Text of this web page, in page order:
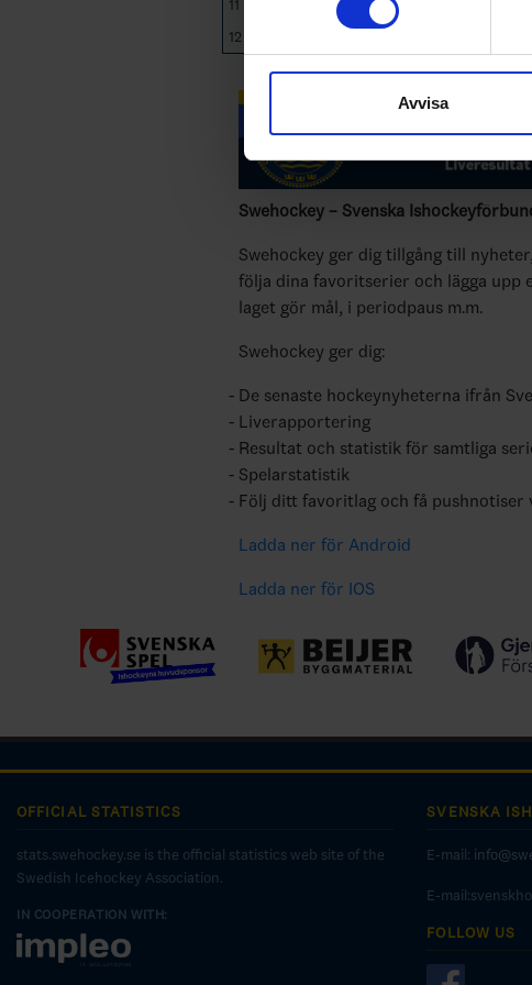
Vi använder enhetsidentifierare
sociala medier och analysera vår
till de sociala medier och
med annan information som du
Avvisa
11 Brunflo IK
12
Swehockey – Svenska
Swehockey ger dig tillgång till
följa dina favoritserier och lägga upp
laget gör mål, i periodpaus m.m.
Swehockey ger dig:
De senaste hockeynyheterna ifrån
Liverapportering
Resultat och statistik för samtliga
Spelarstatistik
Följ ditt favoritlag och få pushnotiser
Ladda ner för Android
Ladda ner för IOS
OFFICIAL STATISTICS
stats.swehockey.se is the official statistics web site of the
Swedish Icehockey Association.
IN COOPERATION WITH:
SVENSKA
E-mail:
E-
FOLLOW US